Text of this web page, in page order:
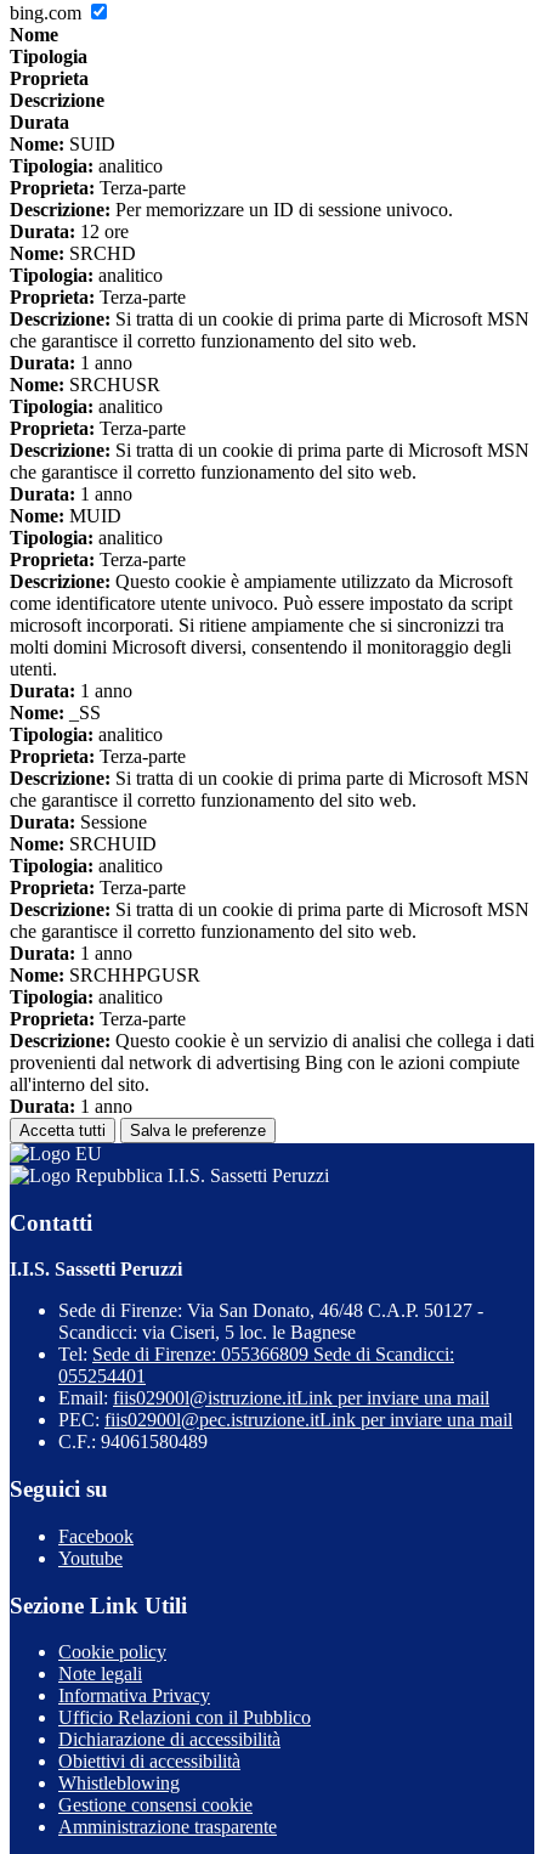
bing.com
Nome
Tipologia
Proprieta
Descrizione
Durata
Nome: SUID
Tipologia: analitico
Proprieta: Terza-parte
Descrizione: Per memorizzare un ID di sessione univoco.
Durata: 12 ore
Nome: SRCHD
Tipologia: analitico
Proprieta: Terza-parte
Descrizione: Si tratta di un cookie di prima parte di Microsoft MSN
che garantisce il corretto funzionamento del sito web.
Durata: 1 anno
Nome: SRCHUSR
Tipologia: analitico
Proprieta: Terza-parte
Descrizione: Si tratta di un cookie di prima parte di Microsoft MSN
che garantisce il corretto funzionamento del sito web.
Durata: 1 anno
Nome: MUID
Tipologia: analitico
Proprieta: Terza-parte
Descrizione: Questo cookie è ampiamente utilizzato da Microsoft
come identificatore utente univoco. Può essere impostato da script
microsoft incorporati. Si ritiene ampiamente che si sincronizzi tra
molti domini Microsoft diversi, consentendo il monitoraggio degli
utenti.
Durata: 1 anno
Nome: _SS
Tipologia: analitico
Proprieta: Terza-parte
Descrizione: Si tratta di un cookie di prima parte di Microsoft MSN
che garantisce il corretto funzionamento del sito web.
Durata: Sessione
Nome: SRCHUID
Tipologia: analitico
Proprieta: Terza-parte
Descrizione: Si tratta di un cookie di prima parte di Microsoft MSN
che garantisce il corretto funzionamento del sito web.
Durata: 1 anno
Nome: SRCHHPGUSR
Tipologia: analitico
Proprieta: Terza-parte
Descrizione: Questo cookie è un servizio di analisi che collega i dati
provenienti dal network di advertising Bing con le azioni compiute
all'interno del sito.
Durata: 1 anno
Accetta tutti Salva le preferenze
I.I.S. Sassetti Peruzzi
Contatti
I.I.S. Sassetti Peruzzi
Sede di Firenze: Via San Donato, 46/48 C.A.P. 50127 -
Scandicci: via Ciseri, 5 loc. le Bagnese
Tel: Sede di Firenze: 055366809 Sede di Scandicci:
055254401
Email: fiis02900l@istruzione.itLink per inviare una mail
PEC: fiis02900l@pec.istruzione.itLink per inviare una mail
C.F.: 94061580489
Seguici su
Facebook
Youtube
Sezione Link Utili
Cookie policy
Note legali
Informativa Privacy
Ufficio Relazioni con il Pubblico
Dichiarazione di accessibilità
Obiettivi di accessibilità
Whistleblowing
Gestione consensi cookie
Amministrazione trasparente